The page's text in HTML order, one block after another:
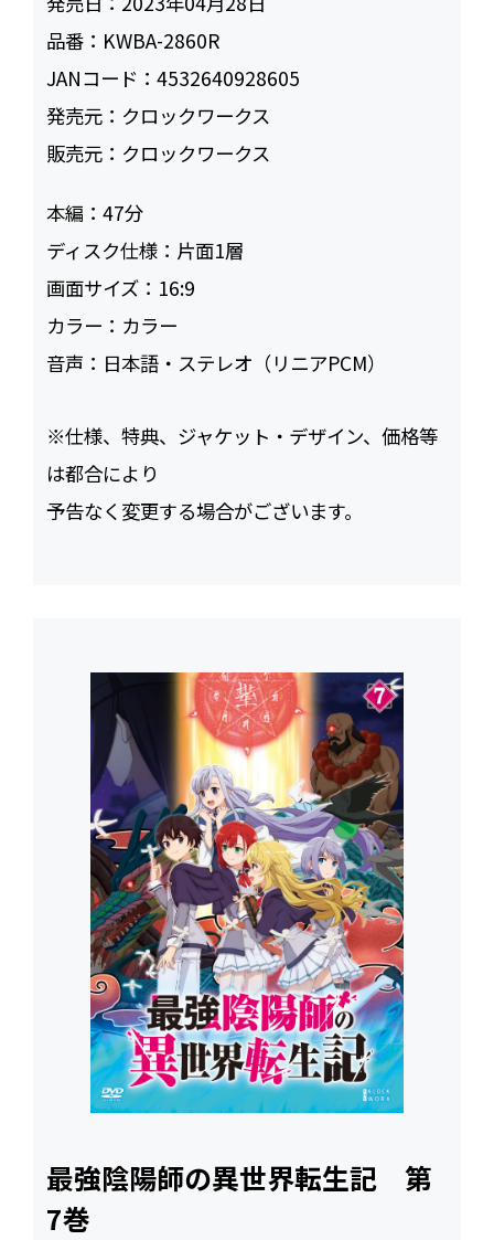
品番： KWBA-2860R
JANコード：4532640928605
発売元： クロックワークス
販売元： クロックワークス
本編：47
ディスク仕様： 片面1層
画面サイズ： 16:9
カラー： カラー
音声： 日本語・ステレオ（リニアPCM）
※仕様、特典、ジャケット・デザイン、価格等
は都合により
予告なく変更する場合がございます。
最強陰陽師の異世界転生記 第
7巻